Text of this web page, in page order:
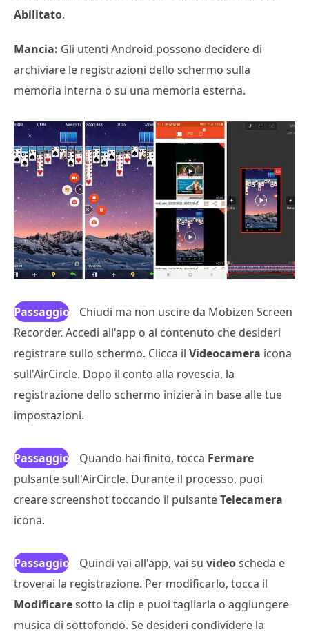
Abilitato.
Mancia: Gli utenti Android possono decidere di
archiviare le registrazioni dello schermo sulla
memoria interna o su una memoria esterna.
Passaggio
5
Chiudi ma non uscire da Mobizen Screen
Recorder. Accedi all'app o al contenuto che desideri
registrare sullo schermo. Clicca il Videocamera icona
sull'AirCircle. Dopo il conto alla rovescia, la
registrazione dello schermo inizierà in base alle tue
impostazioni.
Passaggio
6
Quando hai finito, tocca Fermare
pulsante sull'AirCircle. Durante il processo, puoi
creare screenshot toccando il pulsanteTelecamera
icona.
Passaggio
7
Quindi vai all'app, vai su videoscheda e
troverai la registrazione. Per modificarlo, tocca il
Modificaresotto la clip e puoi tagliarla o aggiungere
musica di sottofondo. Se desideri condividere la